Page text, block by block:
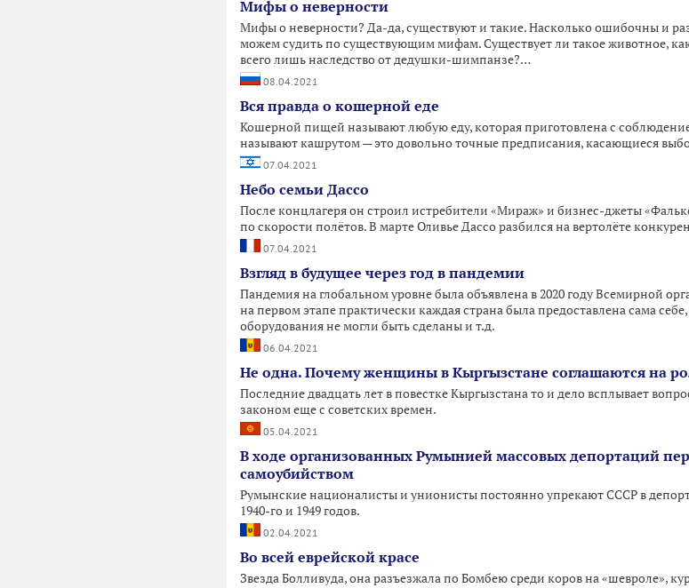
Мифы о неверности
Мифы о неверности? Да-да, существуют и такие. Насколько ошибочны и
можем судить по существующим мифам. Существует ли такое животное,
всего лишь наследство от дедушки-шимпанзе?…
08.04.2021
Вся правда о кошерной еде
Кошерной пищей называют любую еду, которая приготовлена с
называют кашрутом — это довольно точные предписания, касающиеся
07.04.2021
Небо семьи Дассо
После концлагеря он строил истребители «Мираж» и бизнес-джеты
по скорости полётов. В марте Оливье Дассо разбился на вертолёте
07.04.2021
Взгляд в будущее через год в пандемии
Пандемия на глобальном уровне была объявлена в 2020 году Всемирной
на первом этапе практически каждая страна была предоставлена сама
оборудования не могли быть сделаны и т.д.
06.04.2021
Не одна. Почему женщины в Кыргызстане соглашаются на
Последние двадцать лет в повестке Кыргызстана то и дело всплывает
законом еще с советских времен.
05.04.2021
В ходе организованных Румынией массовых депортаций
самоубийством
Румынские националисты и унионисты постоянно упрекают СССР в
1940-го и 1949 годов.
02.04.2021
Во всей еврейской красе
Звезда Болливуда, она разъезжала по Бомбею среди коров на «шевроле»,